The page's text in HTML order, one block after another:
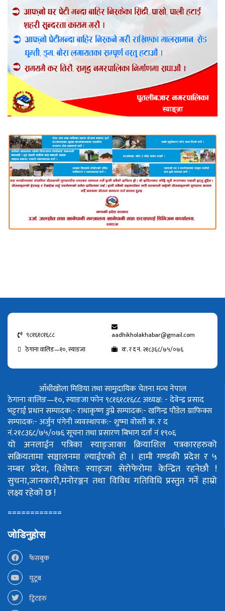
९८१६१८१६८८
aadhikholakhabar@gmail.com
ठेगाना वालिङ—१०, स्याङजा
क. र द नं. २१८३६८/७५/०७६
आँधीखोला मिडिया तथा सामुदायिक चेतना मन्च नेपाल
ठेगाना वालिङ—१०, स्याङजा फोन ९८१६१८१६८८अध्यक्ष: - देवेन्द्र प्रसाद
भट्टराईप्रधान सम्पादक:- राधाकृष्ण डुम्रेसम्पादक:- खगिन्द्र पौडेलग्राफिक्स
सम्पादक:- अर्जुन पंगेनीव्यवस्थापक:- शुष्मा वोस्तीक. र द
नं.२१८३६८/७५/०७६सूचना तथा प्रसारण बिभाग दर्ता नं १९०६
यो अनलाईन पत्रिका स्याङ्जाका क्रियाशिल पत्रकारहरुको
सक्रियतामा सञ्चालनमा ल्याईएको हो । हामी गण्डकी प्रदेश र ५
नम्बर प्रदेश, विशेषत: स्याङ्जा सेरोफेरोमा केन्द्रित रहनेछौ !
सुचना,जानकारी,मनोरञ्जन तथा विविध गतिविधि प्रस्तुत गर्ने हाम्रो
लक्ष्य रहेको छ !
============
जोडिनुहोस
फेसबुक
युटूब
ट्विटहरु